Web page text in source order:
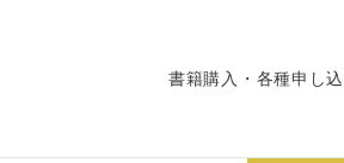
書籍購入・各種申し